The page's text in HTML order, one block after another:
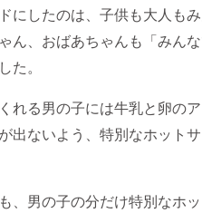
にしたのは、子供も大人もみ
ん、おばあちゃんも「みん
た。
れる男の子には牛乳と卵のア
出ないよう、特別なホットサ
、男の子の分だけ特別なホッ